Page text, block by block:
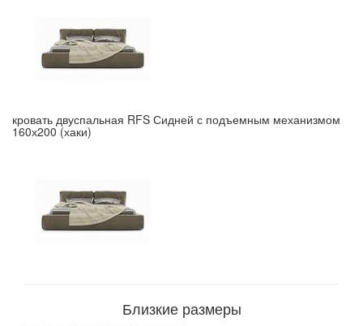
кровать двуспальная RFS Сидней с подъемным механизмом
160х200 (хаки)
Близкие размеры